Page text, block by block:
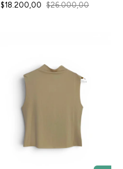
$18.200,00 $26.000,00